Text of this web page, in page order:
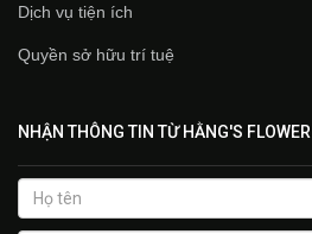
Dịch vụ tiện ích
Quyền sở hữu trí tuệ
NHẬN THÔNG TIN TỪ HẰNG'S FLOWER